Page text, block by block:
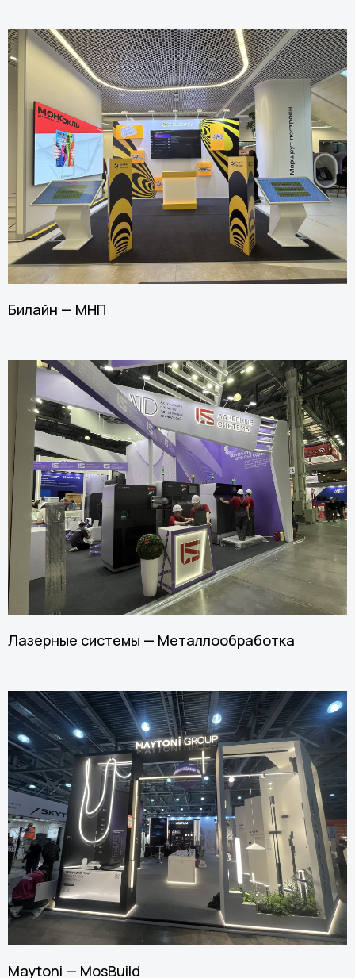
Билайн — МНП
Лазерные системы — Металлообработка
Maytoni — MosBuild